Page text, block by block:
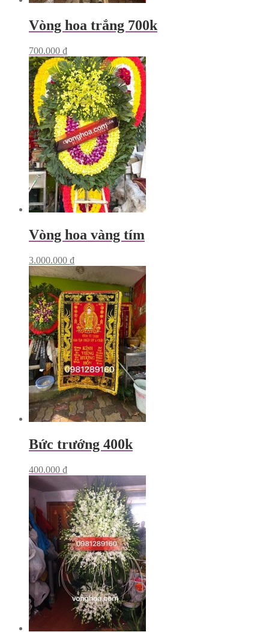
Vòng hoa trắng 700k
700.000 ₫
Vòng hoa vàng tím
3.000.000 ₫
Bức trướng 400k
400.000 ₫